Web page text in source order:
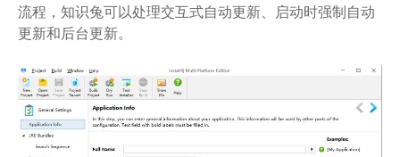
流程，知识兔可以处理交互式自动更新、启动时强制自动
更新和后台更新。